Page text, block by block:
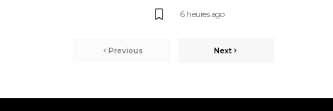
6 heures ago
Previous Next